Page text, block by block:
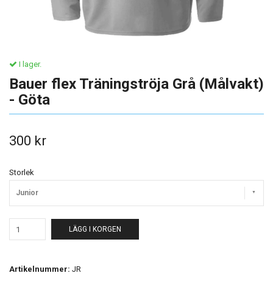
I lager.
Bauer flex Träningströja Grå (Målvakt)
- Göta
300 kr
Storlek
Junior
LÄGG I KORGEN
Artikelnummer: JR